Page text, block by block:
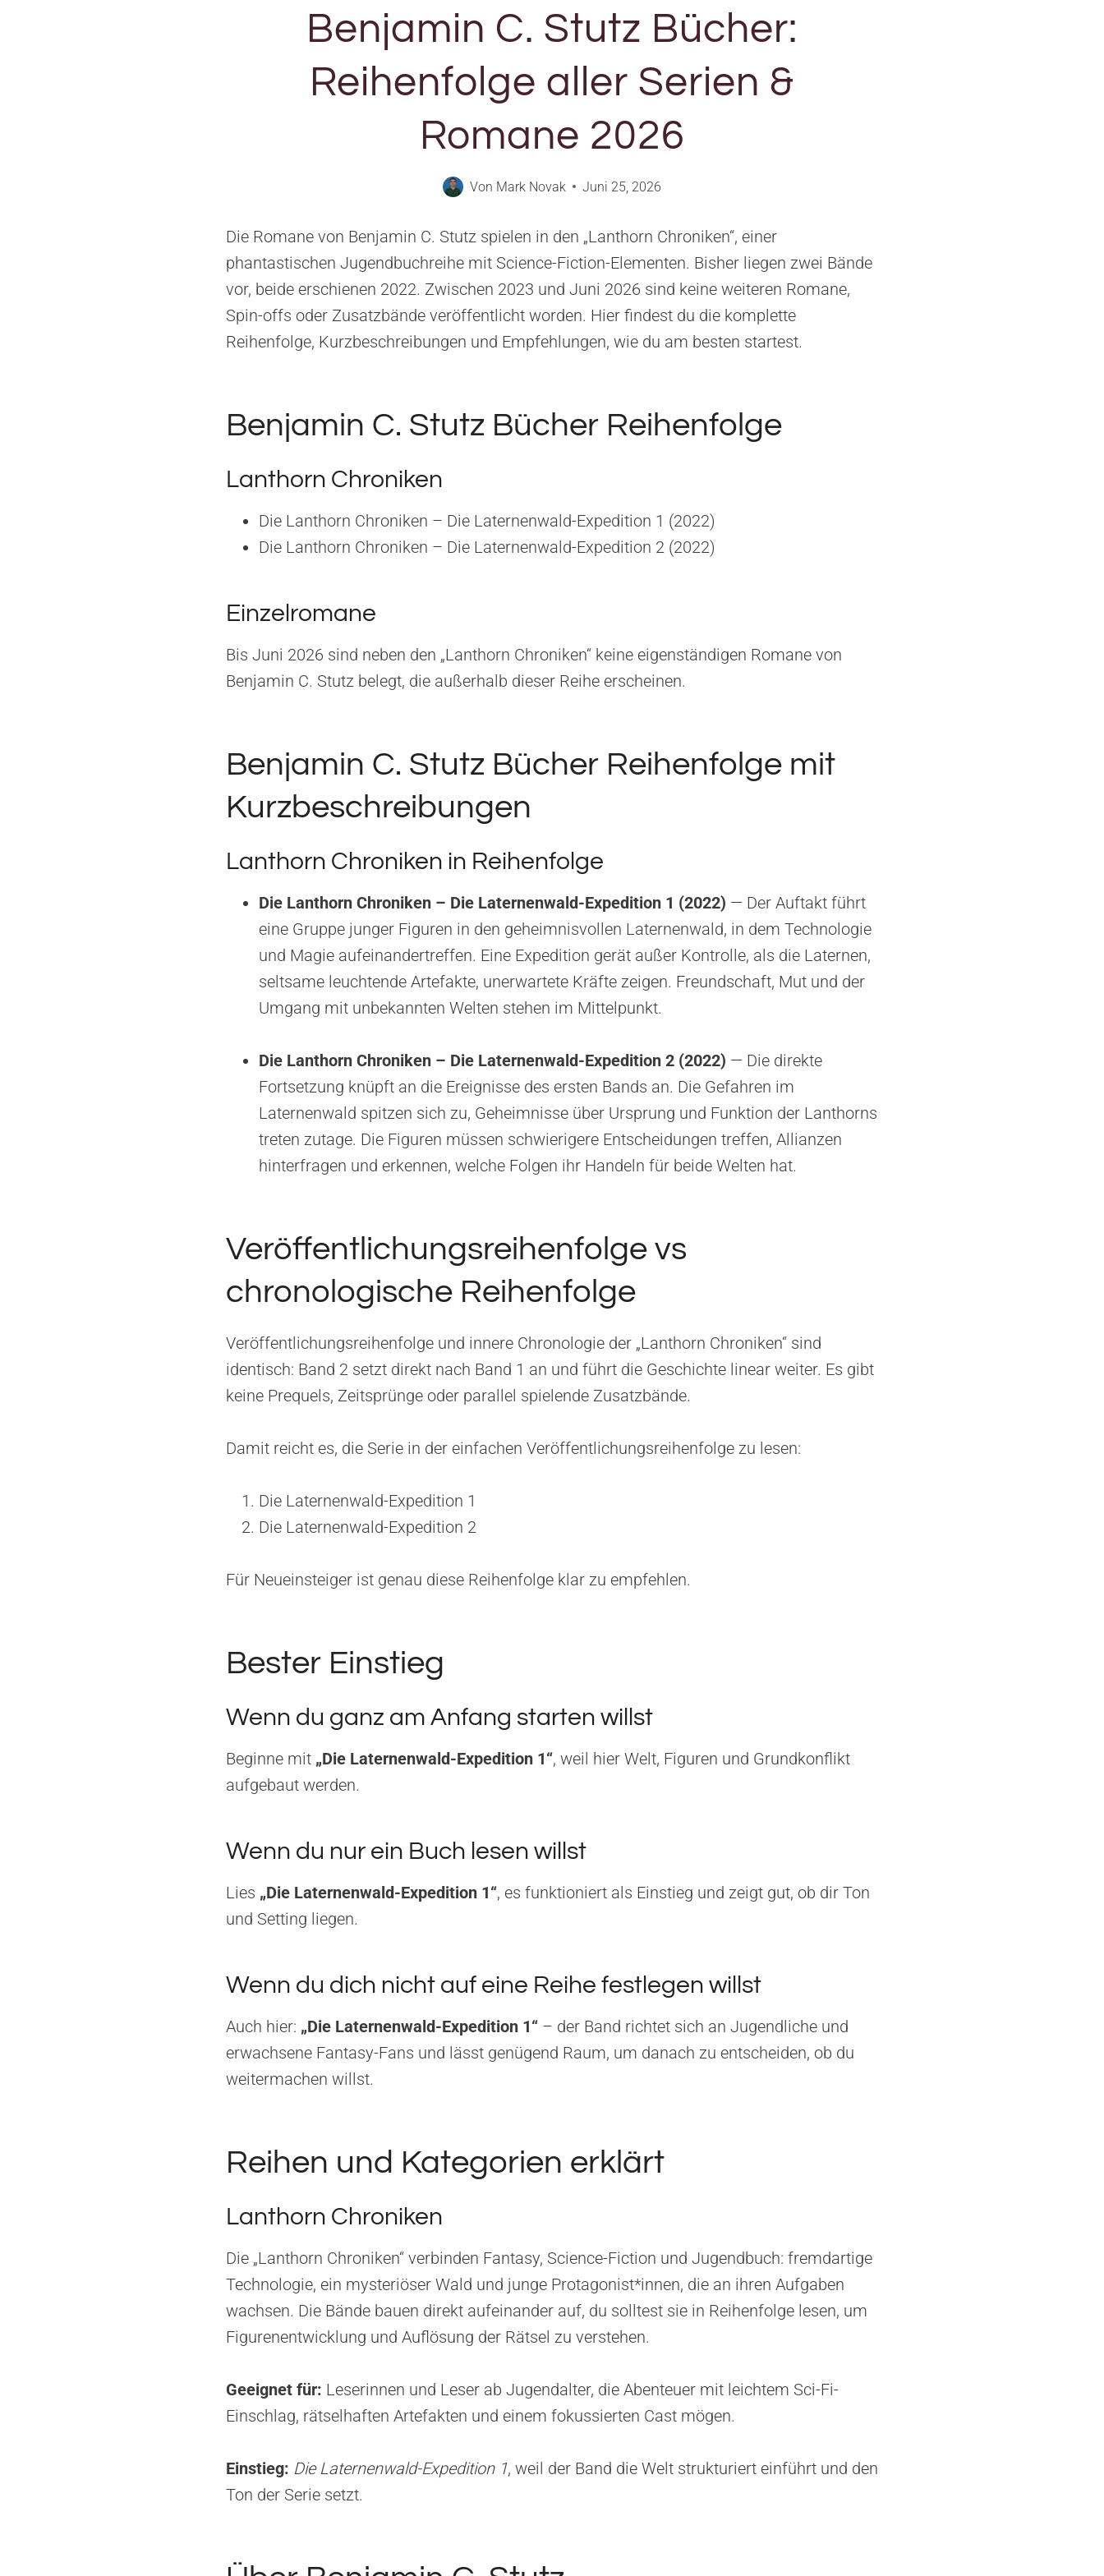
Benjamin C. Stutz Bücher:
Reihenfolge aller Serien &
Romane 2026
Von Mark Novak Juni 25, 2026
Die Romane von Benjamin C. Stutz spielen in den „Lanthorn Chroniken“, einer
phantastischen Jugendbuchreihe mit Science-Fiction-Elementen. Bisher liegen zwei Bände
vor, beide erschienen 2022. Zwischen 2023 und Juni 2026 sind keine weiteren Romane,
Spin-offs oder Zusatzbände veröffentlicht worden. Hier findest du die komplette
Reihenfolge, Kurzbeschreibungen und Empfehlungen, wie du am besten startest.
Benjamin C. Stutz Bücher Reihenfolge
Lanthorn Chroniken
Die Lanthorn Chroniken – Die Laternenwald-Expedition 1 (2022)
Die Lanthorn Chroniken – Die Laternenwald-Expedition 2 (2022)
Einzelromane
Bis Juni 2026 sind neben den „Lanthorn Chroniken“ keine eigenständigen Romane von
Benjamin C. Stutz belegt, die außerhalb dieser Reihe erscheinen.
Benjamin C. Stutz Bücher Reihenfolge mit
Kurzbeschreibungen
Lanthorn Chroniken in Reihenfolge
Die Lanthorn Chroniken – Die Laternenwald-Expedition 1 (2022) — Der Auftakt führt
eine Gruppe junger Figuren in den geheimnisvollen Laternenwald, in dem Technologie
und Magie aufeinandertreffen. Eine Expedition gerät außer Kontrolle, als die Laternen,
seltsame leuchtende Artefakte, unerwartete Kräfte zeigen. Freundschaft, Mut und der
Umgang mit unbekannten Welten stehen im Mittelpunkt.
Die Lanthorn Chroniken – Die Laternenwald-Expedition 2 (2022) — Die direkte
Fortsetzung knüpft an die Ereignisse des ersten Bands an. Die Gefahren im
Laternenwald spitzen sich zu, Geheimnisse über Ursprung und Funktion der Lanthorns
treten zutage. Die Figuren müssen schwierigere Entscheidungen treffen, Allianzen
hinterfragen und erkennen, welche Folgen ihr Handeln für beide Welten hat.
Veröffentlichungsreihenfolge vs
chronologische Reihenfolge
Veröffentlichungsreihenfolge und innere Chronologie der „Lanthorn Chroniken“ sind
identisch: Band 2 setzt direkt nach Band 1 an und führt die Geschichte linear weiter. Es gibt
keine Prequels, Zeitsprünge oder parallel spielende Zusatzbände.
Damit reicht es, die Serie in der einfachen Veröffentlichungsreihenfolge zu lesen:
Die Laternenwald-Expedition 1
Die Laternenwald-Expedition 2
Für Neueinsteiger ist genau diese Reihenfolge klar zu empfehlen.
Bester Einstieg
Wenn du ganz am Anfang starten willst
Beginne mit „Die Laternenwald-Expedition 1“, weil hier Welt, Figuren und Grundkonflikt
aufgebaut werden.
Wenn du nur ein Buch lesen willst
Lies „Die Laternenwald-Expedition 1“, es funktioniert als Einstieg und zeigt gut, ob dir Ton
und Setting liegen.
Wenn du dich nicht auf eine Reihe festlegen willst
Auch hier: „Die Laternenwald-Expedition 1“ – der Band richtet sich an Jugendliche und
erwachsene Fantasy-Fans und lässt genügend Raum, um danach zu entscheiden, ob du
weitermachen willst.
Reihen und Kategorien erklärt
Lanthorn Chroniken
Die „Lanthorn Chroniken“ verbinden Fantasy, Science-Fiction und Jugendbuch: fremdartige
Technologie, ein mysteriöser Wald und junge Protagonist*innen, die an ihren Aufgaben
wachsen. Die Bände bauen direkt aufeinander auf, du solltest sie in Reihenfolge lesen, um
Figurenentwicklung und Auflösung der Rätsel zu verstehen.
Geeignet für: Leserinnen und Leser ab Jugendalter, die Abenteuer mit leichtem Sci-Fi-
Einschlag, rätselhaften Artefakten und einem fokussierten Cast mögen.
Einstieg: Die Laternenwald-Expedition 1, weil der Band die Welt strukturiert einführt und den
Ton der Serie setzt.